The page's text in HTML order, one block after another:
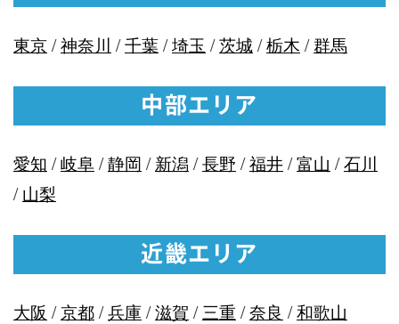
東京/神奈川 /千葉/埼玉 /茨城/栃木 /群馬
中部エリア
愛知 /岐阜/静岡 /新潟 /長野 /福井/富山 /石川
/山梨
近畿エリア
大阪 /京都/兵庫/滋賀 /三重 /奈良 /和歌山